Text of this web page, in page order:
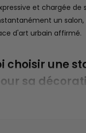
et chargée de
un salon,
d'art urbain affirmé.
choisir une
sa
des animaux les plus